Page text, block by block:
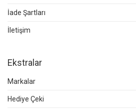
İade Şartları
İletişim
Ekstralar
Markalar
Hediye Çeki